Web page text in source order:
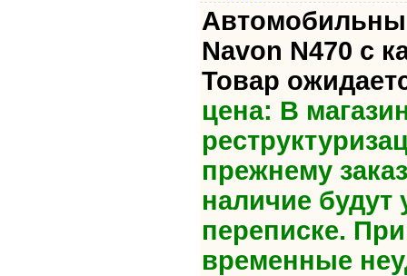
Navon N470 с
Товар
цена: В
прежнему
наличие будут
переписке.
временные